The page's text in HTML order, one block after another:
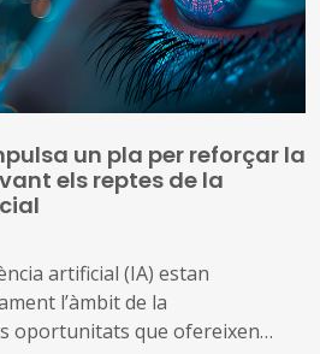
un pla per reforçar la
els reptes de la
artificial (IA) estan
l’àmbit de la
oportunitats que ofereixen